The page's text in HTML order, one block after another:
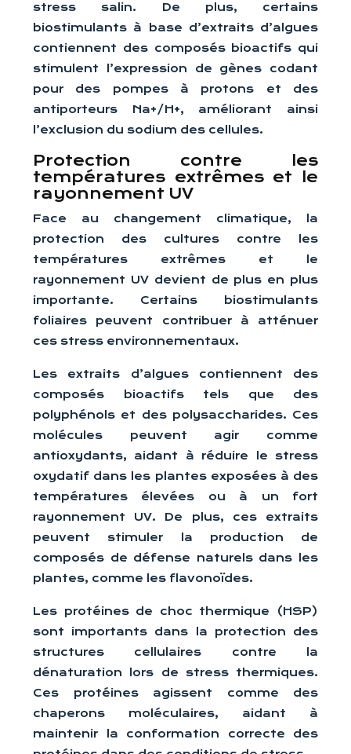
stress salin. De plus, certains
biostimulants à base d’extraits d’algues
contiennent des composés bioactifs qui
stimulent l’expression de gènes codant
pour des pompes à protons et des
antiporteurs Na+/H+, améliorant ainsi
l’exclusion du sodium des cellules.
Protection contre les
températures extrêmes et le
rayonnement UV
Face au changement climatique, la
protection des cultures contre les
températures extrêmes et le
rayonnement UV devient de plus en plus
importante. Certains biostimulants
foliaires peuvent contribuer à atténuer
ces stress environnementaux.
Les extraits d’algues contiennent des
composés bioactifs tels que des
polyphénols et des polysaccharides. Ces
molécules peuvent agir comme
antioxydants, aidant à réduire le stress
oxydatif dans les plantes exposées à des
températures élevées ou à un fort
rayonnement UV. De plus, ces extraits
peuvent stimuler la production de
composés de défense naturels dans les
plantes, comme les flavonoïdes.
Les protéines de choc thermique (HSP)
sont importants dans la protection des
structures cellulaires contre la
dénaturation lors de stress thermiques.
Ces protéines agissent comme des
chaperons moléculaires, aidant à
maintenir la conformation correcte des